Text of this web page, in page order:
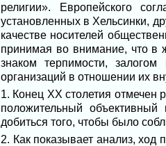
религии». Европейского
установленных в Хельсинки,
качестве носителей
принимая во внимание, что в
знаком терпимости,
организаций в отношении их
1. Конец XX столетия отмечен
положительный
добиться того, чтобы было
2. Как показывает анализ, ход